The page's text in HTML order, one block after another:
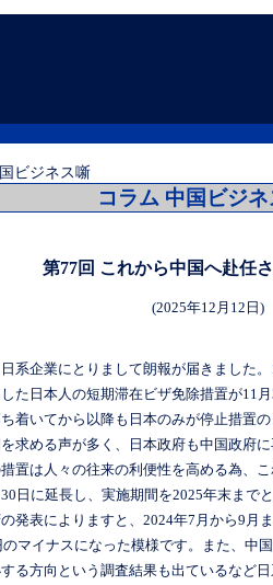
ビジネス噺
コラム 中国ビジ
第77回 これから中国へ赴任
(2025年12月12日)
系企業にとりまして朗報が届きました
た日本人の短期滞在ビザ免除措置が11
着いてから以降も日本のみが停止措置
求める声が多く、日本政府も中国政府
置は人々の往来の利便性を高める為、
日に延長し、実施期間を2025年末までと
発表によりますと、2024年7月から9月
のマイナスになった模様です。また、中
る方向という調査結果も出ているなど